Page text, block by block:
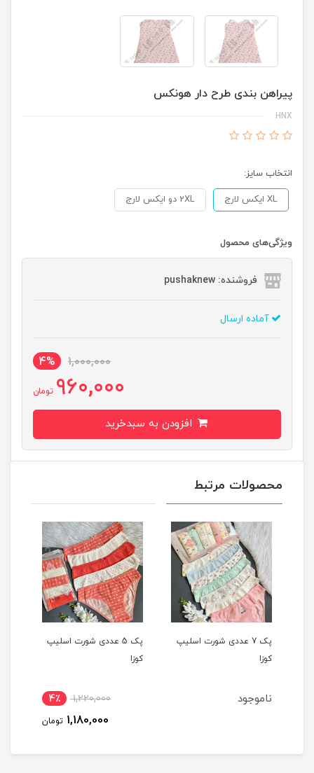
پیراهن بندی طرح دار هونکس
HNX
انتخاب سایز:
XL ایکس لارج 2XL دو ایکس لارج
ویژگی‌های محصول
فروشنده: pushaknew
آماده ارسال
1,000,000
4%
960,000 تومان
محصولات مرتبط
پک 7 عددی شورت اسلیپ
کوزا
ناموجود
پک 5 عددی شورت اسلیپ
کوزا
1,220,000 4٪
1,180,000 تومان